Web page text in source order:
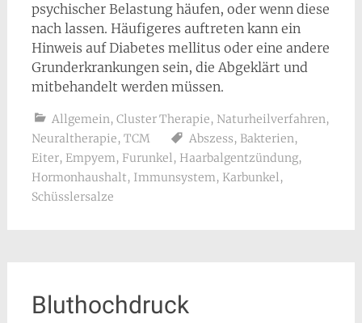
psychischer Belastung häufen, oder wenn diese
nach lassen. Häufigeres auftreten kann ein
Hinweis auf Diabetes mellitus oder eine andere
Grunderkrankungen sein, die Abgeklärt und
mitbehandelt werden müssen.
Allgemein, Cluster Therapie, Naturheilverfahren,
Neuraltherapie, TCM Abszess, Bakterien,
Eiter, Empyem, Furunkel, Haarbalgentzündung,
Hormonhaushalt, Immunsystem, Karbunkel,
Schüsslersalze
Bluthochdruck